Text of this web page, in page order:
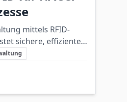
mittels RFID-
sichere, effiziente